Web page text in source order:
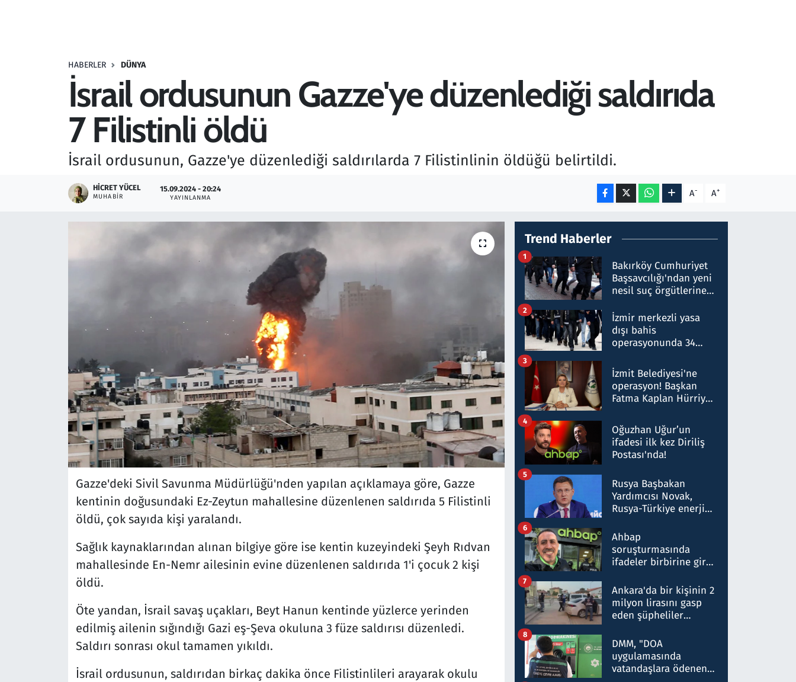
HABERLER DÜNYA
İsrail ordusunun Gazze'ye düzenlediği saldırıda
7 Filistinli öldü
İsrail ordusunun, Gazze'ye düzenlediği saldırılarda 7 Filistinlinin öldüğü belirtildi.
HICRET YÜCEL
MUHABIR
15.09.2024 - 20:24
YAYINLANMA A- A+
Gazze'deki Sivil Savunma Müdürlüğü'nden yapılan açıklamaya göre, Gazze
kentinin doğusundaki Ez-Zeytun mahallesine düzenlenen saldırıda 5 Filistinli
öldü, çok sayıda kişi yaralandı.
Sağlık kaynaklarından alınan bilgiye göre ise kentin kuzeyindeki Şeyh Rıdvan
mahallesinde En-Nemr ailesinin evine düzenlenen saldırıda 1'i çocuk 2 kişi
öldü.
Öte yandan, İsrail savaş uçakları, Beyt Hanun kentinde yüzlerce yerinden
edilmiş ailenin sığındığı Gazi eş-Şeva okuluna 3 füze saldırısı düzenledi.
Saldırı sonrası okul tamamen yıkıldı.
İsrail ordusunun, saldırıdan birkaç dakika önce Filistinlileri arayarak okulu
Trend Haberler
Bakırköy Cumhuriyet
Başsavcılığı'ndan yeni
nesil suç örgütlerine
hakkında gözaltı kararı
1
İzmir merkezli yasa
dışı bahis
operasyonunda 34
Milyar liralık para
trafiği tespit edildi
2
İzmit Belediyesi'ne
operasyon! Başkan
Fatma Kaplan Hürriyet
3
Oğuzhan Uğur’un
ifadesi ilk kez Diriliş
Postası'nda!
4
Rusya Başbakan
Yardımcısı Novak,
Rusya-Türkiye enerji
nitelikte olduğunu
belirtti
5
Ahbap
soruşturmasında
ifadeler birbirine girdi:
ifadelerinden ortaya
çıkan tablo şok etti
6
Ankara'da bir kişinin 2
milyon lirasını gasp
eden şüpheliler
7
DMM, "DOA
uygulamasında
vatandaşlara ödenen
8
Savunma Sanayi